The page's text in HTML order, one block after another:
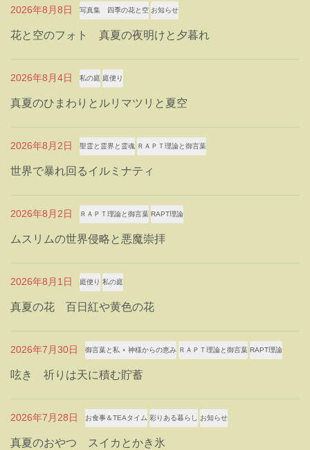
2026年8月8日 写真集 四季の花と空 お知らせ
花と空のフォト 真夏の夜明けと夕暮れ
2026年8月4日 私の庭 庭便り
真夏のひまわりとルリマツリと夏空
2026年8月2日 聖霊と霊界と霊魂 ＲＡＰＴ理論と御言葉
世界で暴れ回るイルミナティ
2026年8月2日 ＲＡＰＴ理論と御言葉 RAPT理論
ムスリムの世界侵略と悪魔崇拝
2026年8月1日 庭便り 私の庭
真夏の花 百日紅や黄色の花
2026年7月30日 御言葉と私 ⋆ 神様からの恵み ＲＡＰＴ理論と御言葉 RAPT理論
呟き 祈りは天に積む貯蓄
2026年7月28日 お食事＆TEAタイム 彩りある暮らし お知らせ
真夏のおやつ スイカとかき氷